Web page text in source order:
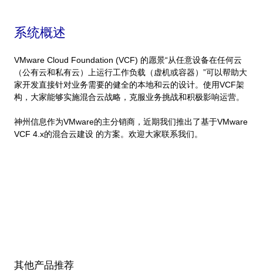
系统概述
VMware Cloud Foundation (VCF) 的愿景“从任意设备在任何云
（公有云和私有云）上运行工作负载（虚机或容器）”可以帮助大
家开发直接针对业务需要的健全的本地和云的设计。使用VCF架
构，大家能够实施混合云战略，克服业务挑战和积极影响运营。
神州信息作为VMware的主分销商，近期我们推出了基于VMware
VCF 4.x的混合云建设 的方案。欢迎大家联系我们。
其他产品推荐